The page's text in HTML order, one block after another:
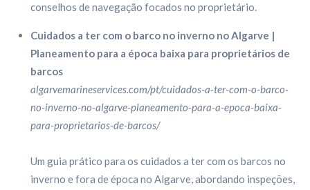
conselhos de navegação focados no proprietário.
Cuidados a ter com o barco no inverno no Algarve |
Planeamento para a época baixa para proprietários de
barcos
algarvemarineservices.com/pt/cuidados-a-ter-com-o-barco-
no-inverno-no-algarve-planeamento-para-a-epoca-baixa-
para-proprietarios-de-barcos/
Um guia prático para os cuidados a ter com os barcos no
inverno e fora de época no Algarve, abordando inspeções,